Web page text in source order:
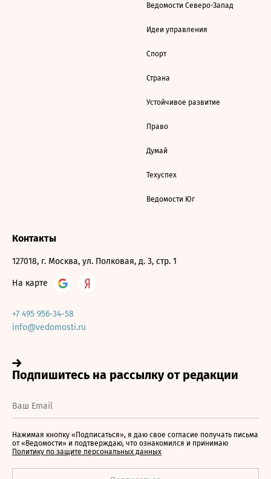
Ведомости Северо-Запад
Идеи управления
Спорт
Страна
Устойчивое развитие
Право
Думай
Техуспех
Ведомости Юг
Контакты
127018, г. Москва, ул. Полковая, д. 3, стр. 1
На карте
+7 495 956-34-58
info@vedomosti.ru
Нажимая кнопку «Подписаться», я даю свое согласие получать письма
от «Ведомости» и подтверждаю, что ознакомился и принимаю
Политику по защите персональных данных